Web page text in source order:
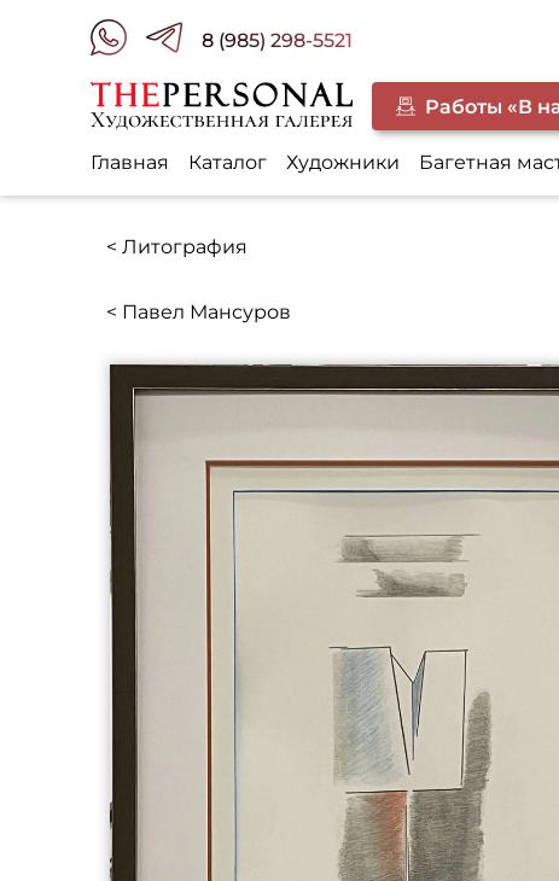
8 (985) 298-5521
Работы «В
Главная Каталог Художники Багетная
< Литография
< Павел Мансуров